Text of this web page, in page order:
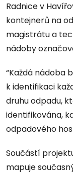
Radnice v
kontejnerů na
magistrátu a
nádoby
“Každá nádoba
k identifikaci
druhu odpadu,
identifikována,
odpadového
Součástí
mapuje